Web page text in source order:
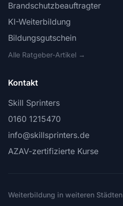
Brandschutzbeauftragter
KI-Weiterbildung
Bildungsgutschein
Alle Ratgeber-Artikel →
Kontakt
Skill Sprinters
0160 1215470
info@skillsprinters.de
AZAV-zertifizierte Kurse
Weiterbildung in weiteren Städten